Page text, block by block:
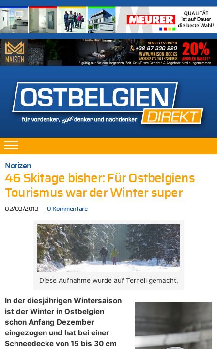
Notizen
46 Skitage bisher: Für Ostbelgiens
Tourismus war der Winter super
02/03/2013 0 Kommentare
Diese Aufnahme wurde auf Ternell gemacht.
In der diesjährigen Wintersaison
ist der Winter in Ostbelgien
schon Anfang Dezember
eingezogen und hat bei einer
Schneedecke von 15 bis 30 cm